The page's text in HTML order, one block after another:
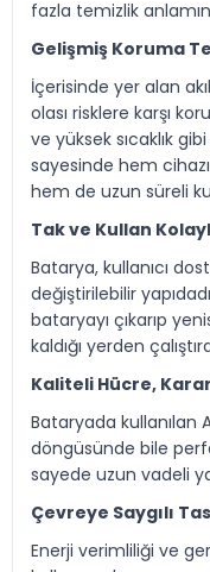
fazla temizlik
Gelişmiş Koruma
İçerisinde yer alan
olası risklere karşı
ve yüksek sıcaklık
sayesinde hem
hem de uzun süreli
Tak ve Kullan
Batarya, kullanıcı
değiştirilebilir
bataryayı çıkarıp
kaldığı yerden
Kaliteli Hücre,
Bataryada kullanılan
döngüsünde bile
sayede uzun vadeli
Çevreye Saygılı
Enerji verimliliği ve